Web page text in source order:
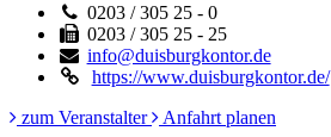
0203 / 305 25 - 0
0203 / 305 25 - 25
info@duisburgkontor.de
https://www.duisburgkontor.de/
zum Veranstalter
Anfahrt planen